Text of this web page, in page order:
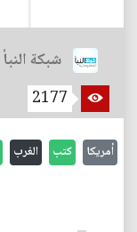
شبكة النبأ
2177
أمريكا كتب الغرب